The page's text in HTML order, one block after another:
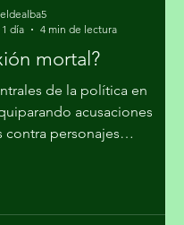
mortal?
de la política en
día
4 min de lectura